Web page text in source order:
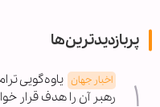
پربازدیدترین‌ها
اخبار جهان یاوه‌گویی
رهبر آن را هدف قرار